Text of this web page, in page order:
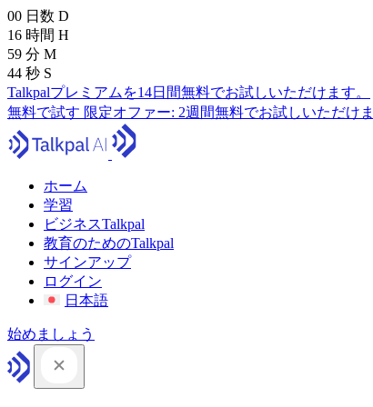
00 日数 D
16 時間 H
59 分 M
43 秒 S
Talkpalプレミアムを14日間無料でお試しいただけます。
無料で試す 限定オファー: 2週間無料でお試しいただけ
ホーム
学習
ビジネスTalkpal
教育のためのTalkpal
サインアップ
ログイン
日本語
始めましょう